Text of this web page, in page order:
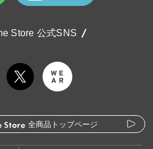
Store 公式SNS
全商品トップページ